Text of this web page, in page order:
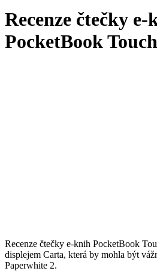
Recenze čtečky
PocketBook
Recenze čtečky e-knih PocketBook
displejem Carta, která by mohla být
Paperwhite 2.